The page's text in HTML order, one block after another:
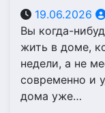
19.06.2026
Вы когда-
жить в доме,
недели, а не
современно и
дома уже…